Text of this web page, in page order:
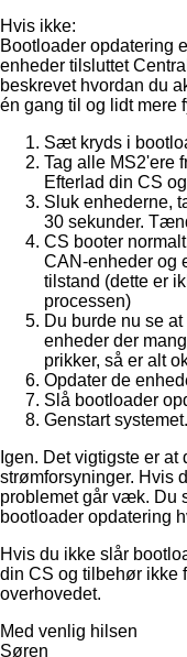
Hvis ikke:
Bootloader opdatering
enheder tilsluttet
beskrevet hvordan du
én gang til og lidt mere
Sæt kryds i
Tag alle MS2'ere
Efterlad din CS
Sluk enhederne,
30 sekunder.
CS booter
CAN-enheder og
tilstand (dette er
processen)
Du burde nu se
enheder der
prikker, så er alt
Opdater de
Slå bootloader
Genstart systemet.
Igen. Det vigtigste er
strømforsyninger. Hvis
problemet går væk. Du
bootloader opdatering
Hvis du ikke slår
din CS og tilbehør ikke
overhovedet.
Med venlig hilsen
Søren